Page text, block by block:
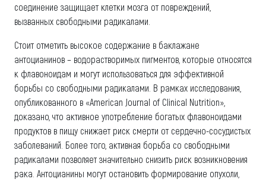
соединение защищает клетки мозга от повреждений,
вызванных свободными радикалами.
Стоит отметить высокое содержание в баклажане
антоцианинов – водорастворимых пигментов, которые относятся
к флавоноидам и могут использоваться для эффективной
борьбы со свободными радикалами. В рамках исследования,
опубликованного в «American Journal of Clinical Nutrition»,
доказано, что активное употребление богатых флавоноидами
продуктов в пищу снижает риск смерти от сердечно-сосудистых
заболеваний. Более того, активная борьба со свободными
радикалами позволяет значительно снизить риск возникновения
рака. Антоцианины могут остановить формирование опухоли,